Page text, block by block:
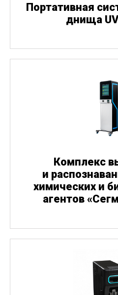
Портативная
днища
Комплекс
и
химических и
агентов «